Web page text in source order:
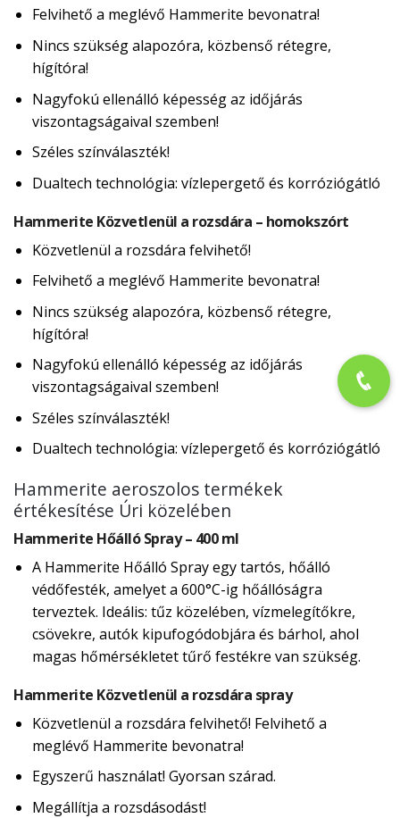
Felvihető a meglévő Hammerite bevonatra!
Nincs szükség alapozóra, közbenső rétegre,
hígítóra!
Nagyfokú ellenálló képesség az időjárás
viszontagságaival szemben!
Széles színválaszték!
Dualtech technológia: vízlepergető és korróziógátló
Hammerite Közvetlenül a rozsdára – homokszórt
Közvetlenül a rozsdára felvihető!
Felvihető a meglévő Hammerite bevonatra!
Nincs szükség alapozóra, közbenső rétegre,
hígítóra!
Nagyfokú ellenálló képesség az időjárás
viszontagságaival szemben!
Széles színválaszték!
Dualtech technológia: vízlepergető és korróziógátló
Hammerite aeroszolos termékek
értékesítése Úri közelében
Hammerite Hőálló Spray – 400 ml
A Hammerite Hőálló Spray egy tartós, hőálló
védőfesték, amelyet a 600°C-ig hőállóságra
terveztek. Ideális: tűz közelében, vízmelegítőkre,
csövekre, autók kipufogódobjára és bárhol, ahol
magas hőmérsékletet tűrő festékre van szükség.
Hammerite Közvetlenül a rozsdára spray
Közvetlenül a rozsdára felvihető! Felvihető a
meglévő Hammerite bevonatra!
Egyszerű használat! Gyorsan szárad.
Megállítja a rozsdásodást!